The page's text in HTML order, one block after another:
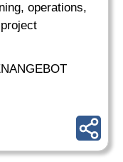
operations,